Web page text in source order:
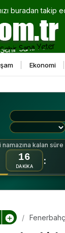
buradan takip
Ekonomi
namazına kalan süre
16
DAKİKA
: